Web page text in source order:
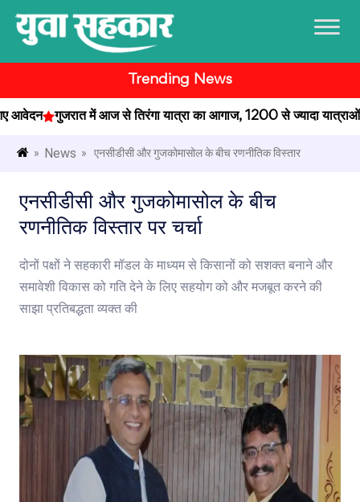
Trending News
गुजरात में आज से तिरंगा यात्रा का आगाज, 1200 से ज्यादा यात्राओं को
» News » एनसीडीसी और गुजकोमासोल के बीच रणनीतिक विस्तार
एनसीडीसी और गुजकोमासोल के बीच
रणनीतिक विस्तार पर चर्चा
दोनों पक्षों ने सहकारी मॉडल के माध्यम से किसानों को सशक्त बनाने और
समावेशी विकास को गति देने के लिए सहयोग को और मजबूत करने की
साझा प्रतिबद्धता व्यक्त की